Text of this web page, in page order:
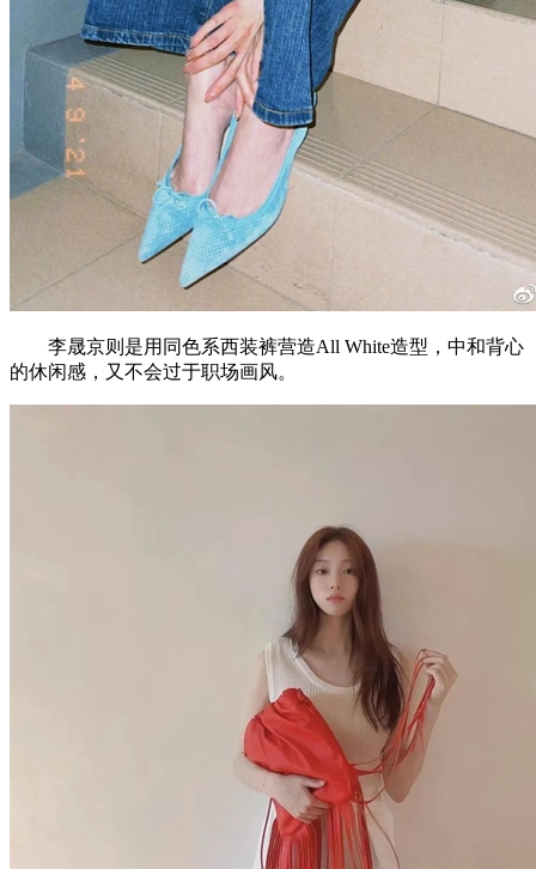
李晟京则是用同色系西装裤营造All White造型，中和背心
的休闲感，又不会过于职场画风。